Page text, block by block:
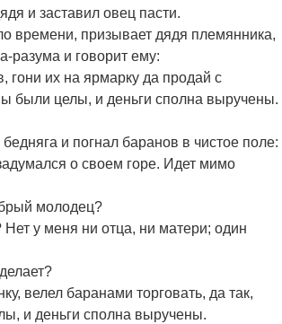
и заставил овец пасти.
времени, призывает дядя племянника,
разума и говорит ему:
гони их на ярмарку да продай с
были целы, и деньги сполна выручены.
и погнал баранов в чистое поле:
о своем горе. Идет мимо
молодец?
у меня ни отца, ни матери; один
велел баранами торговать, да так,
и деньги сполна выручены.